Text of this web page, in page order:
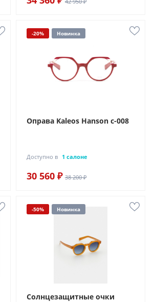
-20% Новинка
Оправа Kaleos Hanson c-008
Доступно в 1 салоне
30 560 ₽ 38 200 ₽
-50% Новинка
Солнцезащитные очки